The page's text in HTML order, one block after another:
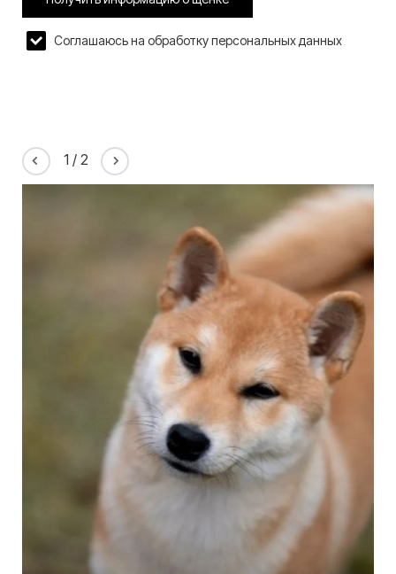
Соглашаюсь на обработку персональных данных
1 / 2